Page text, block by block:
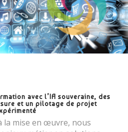
avec l’IA souveraine, des
et un pilotage de projet
la mise en œuvre, nous